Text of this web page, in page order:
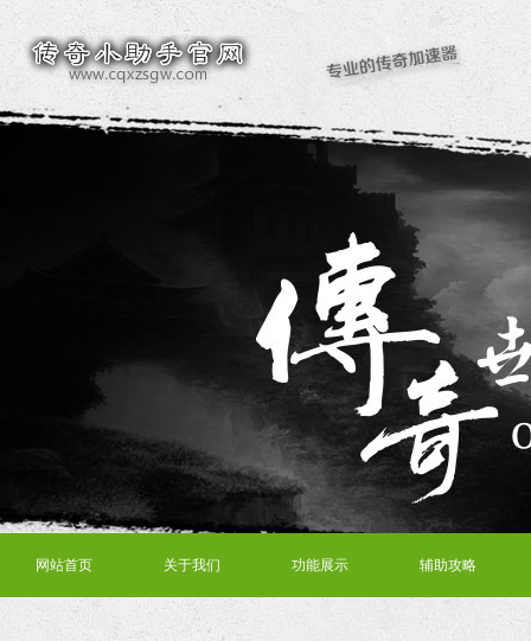
网站首页 关于我们 功能展示 辅助攻略